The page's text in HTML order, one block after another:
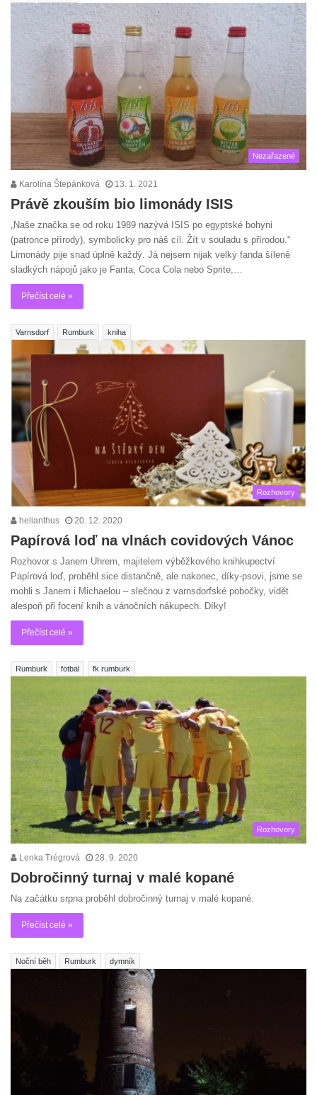
Nezařazené
Karolína Štepánková 13. 1. 2021
Právě zkouším bio limonády ISIS
„Naše značka se od roku 1989 nazývá ISIS po egyptské bohyni
(patronce přírody), symbolicky pro náš cíl. Žít v souladu s přírodou.“
Limonády pije snad úplně každý. Já nejsem nijak velký fanda šíleně
sladkých nápojů jako je Fanta, Coca Cola nebo Sprite,…
Přečíst celé »
Varnsdorf Rumburk kniha
Rozhovory
helianthus 20. 12. 2020
Papírová loď na vlnách covidových Vánoc
Rozhovor s Janem Uhrem, majitelem výběžkového knihkupectví
Papírová loď, proběhl sice distančně, ale nakonec, díky-psovi, jsme se
mohli s Janem i Michaelou – slečnou z varnsdorfské pobočky, vidět
alespoň při focení knih a vánočních nákupech. Díky!
Přečíst celé »
Rumburk fotbal fk rumburk
Rozhovory
Lenka Trégrová 28. 9. 2020
Dobročinný turnaj v malé kopané
Na začátku srpna proběhl dobročinný turnaj v malé kopané.
Přečíst celé »
Noční běh Rumburk dymník